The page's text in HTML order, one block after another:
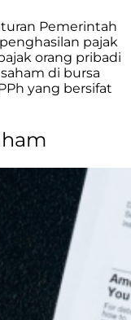
Pemerintah
penghasilan pajak
orang pribadi
di bursa
yang bersifat